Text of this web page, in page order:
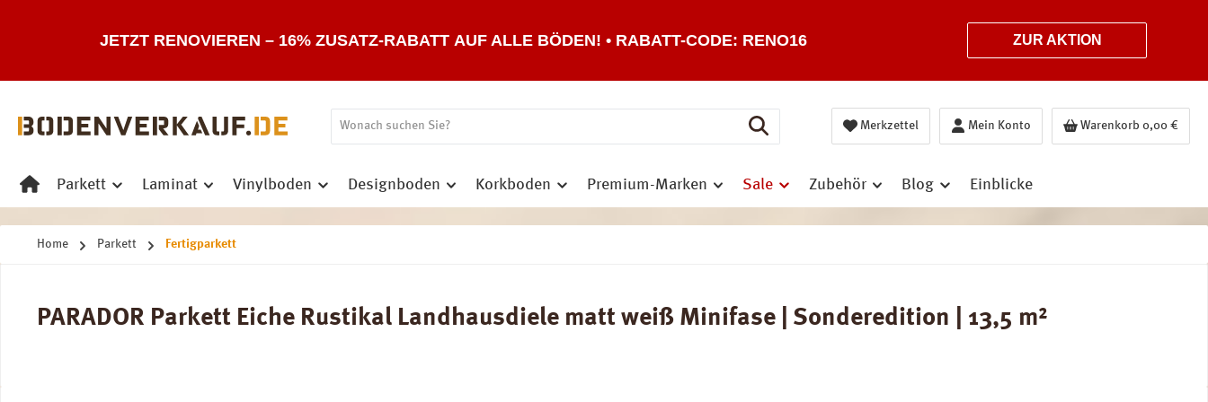
JETZT RENOVIEREN – 16% ZUSATZ-RABATT AUF ALLE BÖDEN! • RABATT-CODE: RENO16 ZUR AKTION
Merkzettel Mein Konto Warenkorb 0,00 €
Parkett Laminat Vinylboden Designboden Korkboden Premium-Marken Sale Zubehör Blog Einblicke
Home Parkett Fertigparkett
PARADOR Parkett Eiche Rustikal Landhausdiele matt weiß Minifase | Sonderedition | 13,5 m²